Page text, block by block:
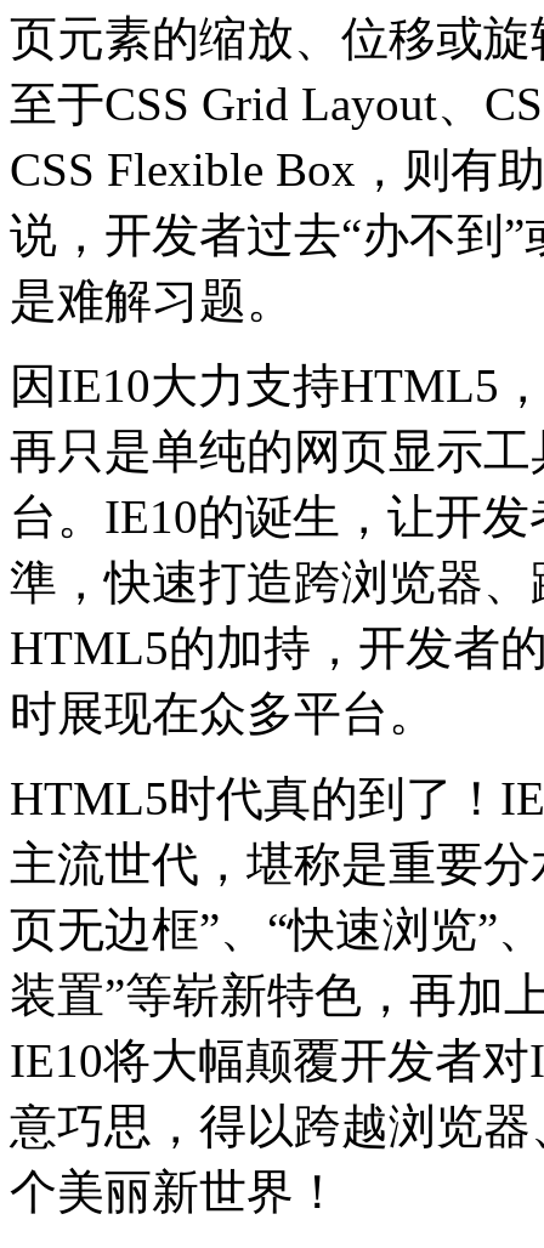
页元素的缩放、位移或
至于CSS Grid Layout、
CSS Flexible Box，则有
说，开发者过去“办不到
是难解习题。
因IE10大力支持HTML5
再只是单纯的网页显示
台。IE10的诞生，让开
準，快速打造跨浏览器
HTML5的加持，开发者
时展现在众多平台。
HTML5时代真的到了！
主流世代，堪称是重要
页无边框”、“快速浏览”
装置”等崭新特色，再加
IE10将大幅颠覆开发者
意巧思，得以跨越浏览
个美丽新世界！